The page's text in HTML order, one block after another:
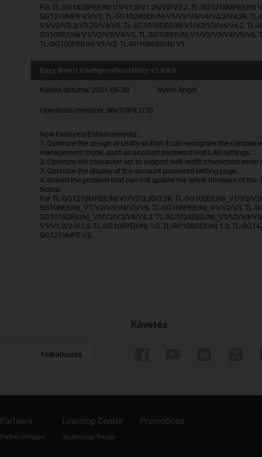
For TL-SG1428PE(UN) V1/V1.2/V1.26/V2/V2.2, TL-SG1218MPE(UN)
SG1210MPE V2/V3, TL-SG1024DE(UN) V1/V2/V3/V4/V4.2/V4.26, TL-
V1/V2/V3.2/V3.26/V4/V5, TL-SG1016DE(UN) V1/V2/V3/V4/V4.2, TL-
SG105E(UN) V1/V2/V3/V4/V5, TL-SG108E(UN) V1/V2/V3/V4/V5/V6,
TL-SG105PE(UN) V1/V2, TL-RP108GE(UN) V1
Easy Smart Configuration Utility v1.3.6.0
Kiadás dátuma: 2021-05-28 Nyelv: Angol
Operációs rendszer: Win7/8/8.1/10
New Features/Enhancements:
1. Optimize the design of Utility so that it can recognize the
management mode, such as account password and LAG settings.
2. Optimize the character set to support half-width characters when
3. Optimize the display of the account password setting page.
4. Solved the problem that can not update the latest firmware of the
Notes:
For TL-SG1218MPE(UN) V1/V2/3.20/3.26, TL-SG105E(UN)_V1/V2/
SG108E(UN)_V1/V2/V3/V4/V5/V6, TL-SG108PE(UN)_V1/V2/V3, TL-
SG1016DE(UN)_V1/V2/V3/V4/V4.2, TL-SG1024DE(UN)_V1/V2/V3/
V1/V1.2/2.0/2.6, TL-SG105PE(UN) 1.0, TL-RP108GE(UN) 1.0, TL-
SG1210MPE V2.
Feliratkozás
Követés
Partners
Partner Program
Learning Center
Technology Trends
Promotions